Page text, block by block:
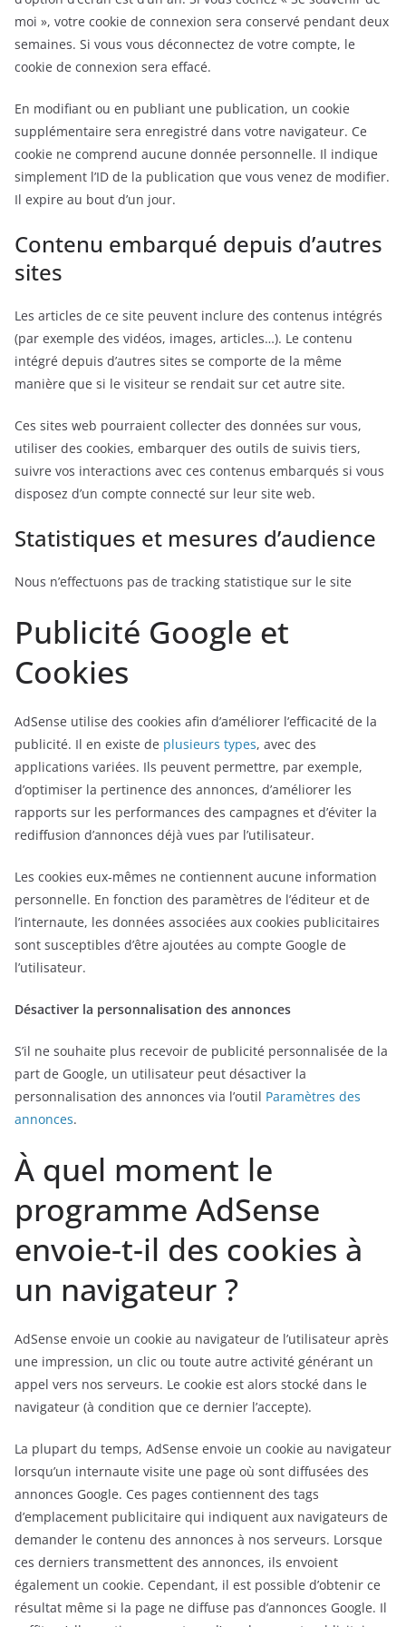
moi », votre cookie de connexion sera conservé pendant deux
semaines. Si vous vous déconnectez de votre compte, le
cookie de connexion sera effacé.
En modifiant ou en publiant une publication, un cookie
supplémentaire sera enregistré dans votre navigateur. Ce
cookie ne comprend aucune donnée personnelle. Il indique
simplement l’ID de la publication que vous venez de modifier.
Il expire au bout d’un jour.
Contenu embarqué depuis d’autres
sites
Les articles de ce site peuvent inclure des contenus intégrés
(par exemple des vidéos, images, articles…). Le contenu
intégré depuis d’autres sites se comporte de la même
manière que si le visiteur se rendait sur cet autre site.
Ces sites web pourraient collecter des données sur vous,
utiliser des cookies, embarquer des outils de suivis tiers,
suivre vos interactions avec ces contenus embarqués si vous
disposez d’un compte connecté sur leur site web.
Statistiques et mesures d’audience
Nous n’effectuons pas de tracking statistique sur le site
Publicité Google et
Cookies
AdSense utilise des cookies afin d’améliorer l’efficacité de la
publicité. Il en existe de plusieurs types, avec des
applications variées. Ils peuvent permettre, par exemple,
d’optimiser la pertinence des annonces, d’améliorer les
rapports sur les performances des campagnes et d’éviter la
rediffusion d’annonces déjà vues par l’utilisateur.
Les cookies eux-mêmes ne contiennent aucune information
personnelle. En fonction des paramètres de l’éditeur et de
l’internaute, les données associées aux cookies publicitaires
sont susceptibles d’être ajoutées au compte Google de
l’utilisateur.
Désactiver la personnalisation des annonces
S’il ne souhaite plus recevoir de publicité personnalisée de la
part de Google, un utilisateur peut désactiver la
personnalisation des annonces via l’outil Paramètres des
annonces.
À quel moment le
programme AdSense
envoie-t-il des cookies à
un navigateur ?
AdSense envoie un cookie au navigateur de l’utilisateur après
une impression, un clic ou toute autre activité générant un
appel vers nos serveurs. Le cookie est alors stocké dans le
navigateur (à condition que ce dernier l’accepte).
La plupart du temps, AdSense envoie un cookie au navigateur
lorsqu’un internaute visite une page où sont diffusées des
annonces Google. Ces pages contiennent des tags
d’emplacement publicitaire qui indiquent aux navigateurs de
demander le contenu des annonces à nos serveurs. Lorsque
ces derniers transmettent des annonces, ils envoient
également un cookie. Cependant, il est possible d’obtenir ce
résultat même si la page ne diffuse pas d’annonces Google. Il